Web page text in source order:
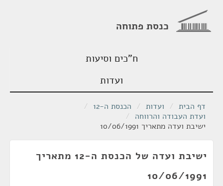
כנסת פתוחה
ח"כים וסיעות
ועדות
דף הבית / ועדות / הכנסת ה-12
/
ועדת העבודה והרווחה /
ישיבת ועדה מתאריך 10/06/1991
ישיבת ועדה של הכנסת ה-12 מתאריך
10/06/1991